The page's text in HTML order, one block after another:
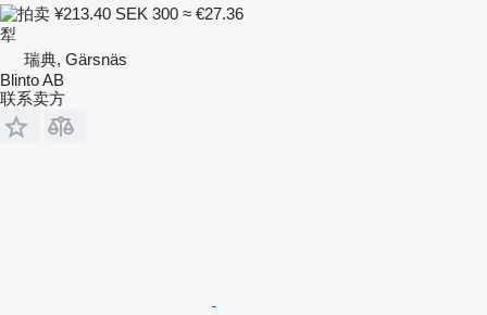
¥213.40 SEK 300 ≈ €27.36
犁
瑞典, Gärsnäs
Blinto AB
联系卖方